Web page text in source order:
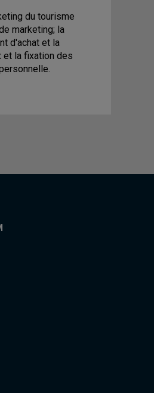
du tourisme
marketing; la
d'achat et la
et la fixation des